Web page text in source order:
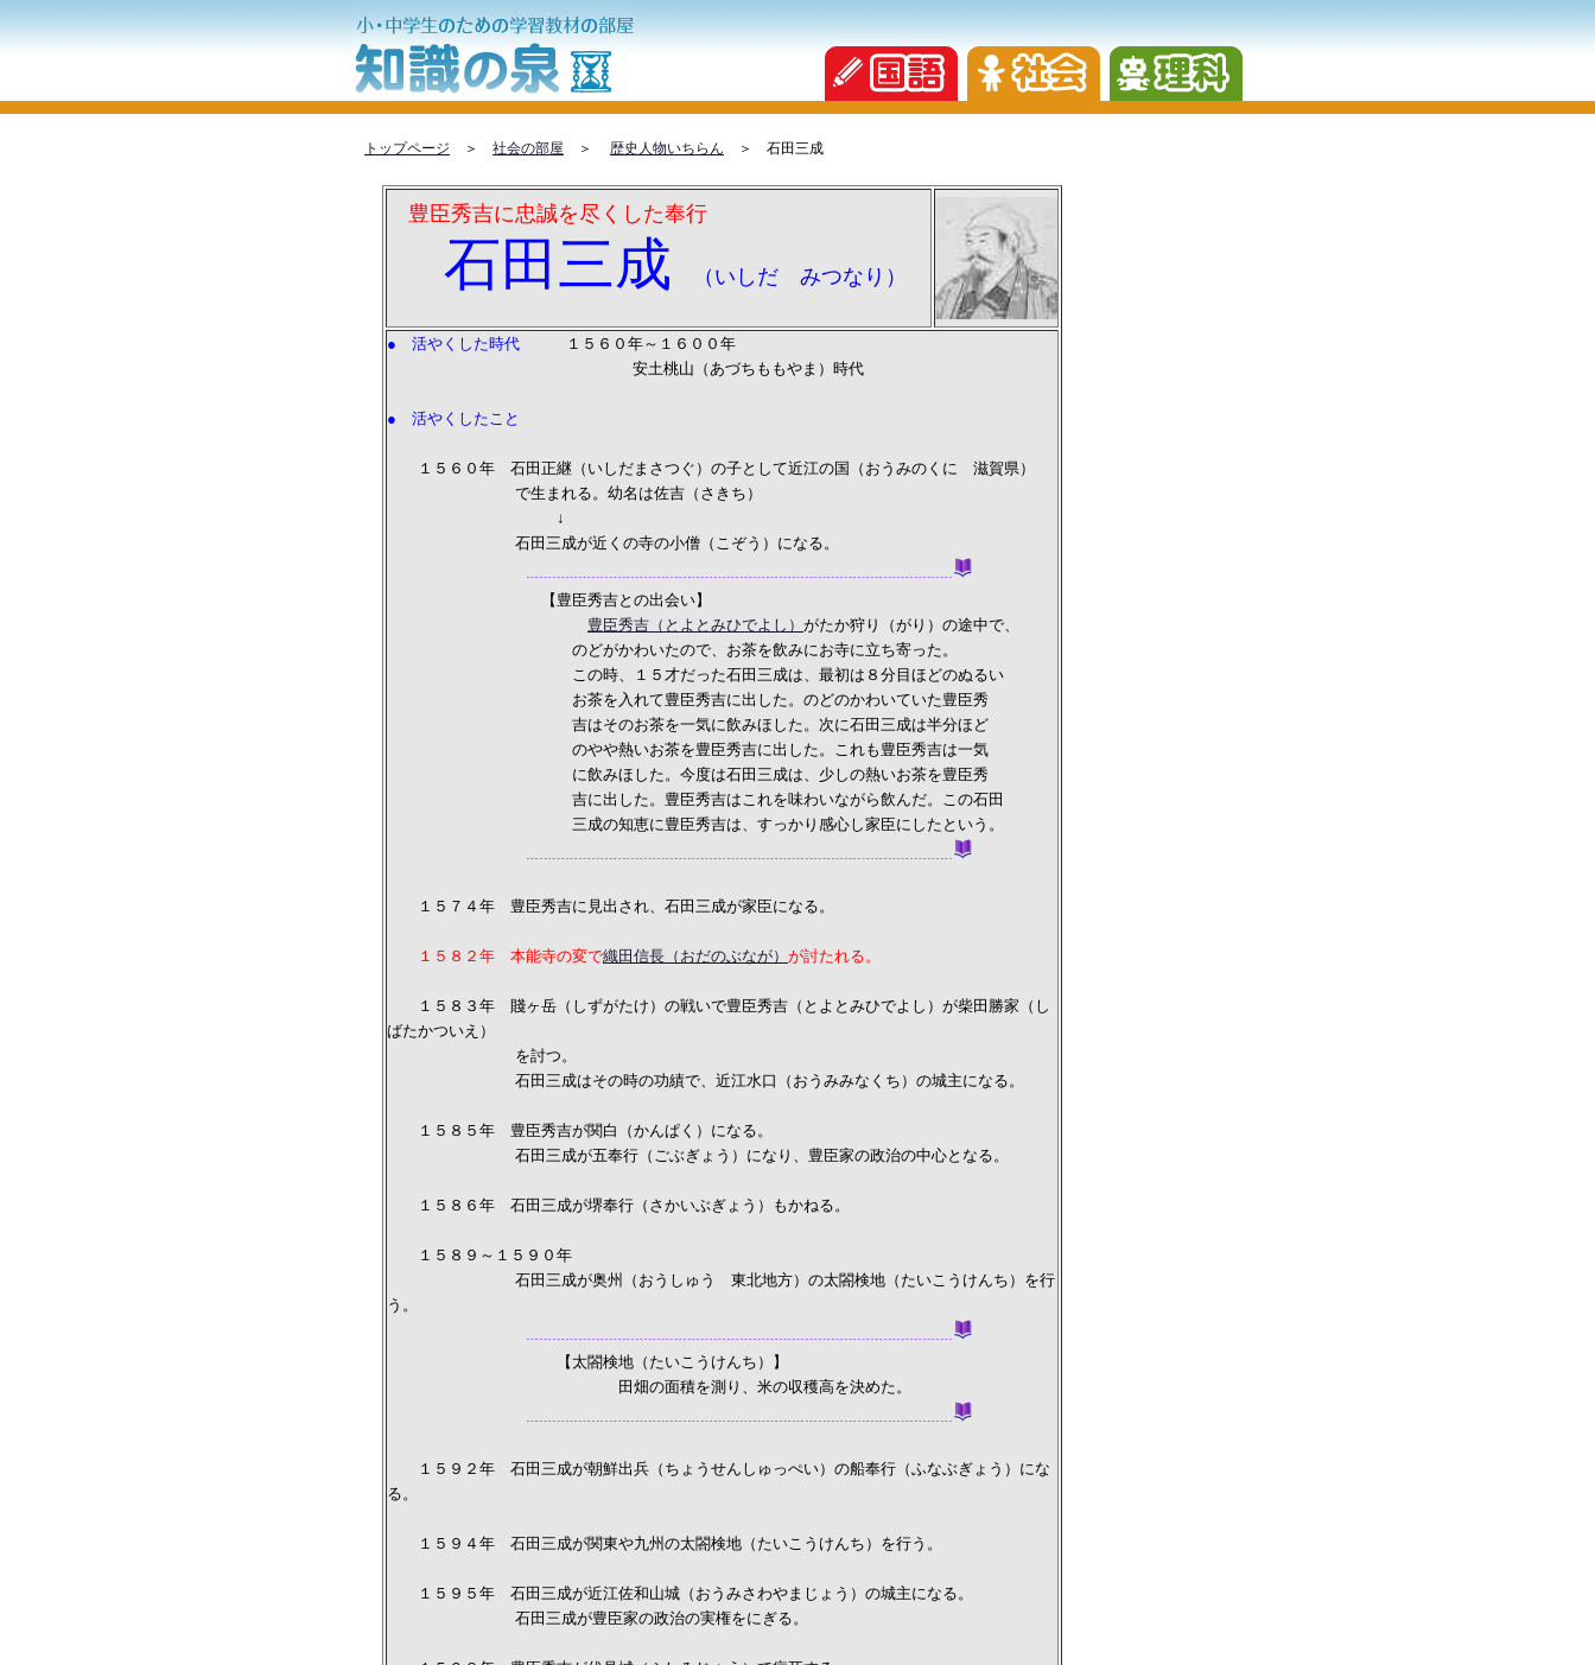
トップページ ＞ 社会の部屋 ＞ 歴史人物いちらん ＞ 石田三成
豊臣秀吉に忠誠を尽くした奉行
石田三成 （いしだ みつなり）
● 活やくした時代 １５６０年～１６００年
安土桃山（あづちももやま）時代
● 活やくしたこと
１５６０年 石田正継（いしだまさつぐ）の子として近江の国（おうみのくに 滋賀県）
で生まれる。幼名は佐吉（さきち）
↓
石田三成が近くの寺の小僧（こぞう）になる。
【豊臣秀吉との出会い】
豊臣秀吉（とよとみひでよし） がたか狩り（がり）の途中で、
のどがかわいたので、お茶を飲みにお寺に立ち寄った。
この時、１５才だった石田三成は、最初は８分目ほどのぬるい
お茶を入れて豊臣秀吉に出した。のどのかわいていた豊臣秀
吉はそのお茶を一気に飲みほした。次に石田三成は半分ほど
のやや熱いお茶を豊臣秀吉に出した。これも豊臣秀吉は一気
に飲みほした。今度は石田三成は、少しの熱いお茶を豊臣秀
吉に出した。豊臣秀吉はこれを味わいながら飲んだ。この石田
三成の知恵に豊臣秀吉は、すっかり感心し家臣にしたという。
１５７４年 豊臣秀吉に見出され、石田三成が家臣になる。
１５８２年 本能寺の変で織田信長（おだのぶなが） が討たれる。
１５８３年 賤ヶ岳（しずがたけ）の戦いで豊臣秀吉（とよとみひでよし）が柴田勝家（し
ばたかついえ）
を討つ。
石田三成はその時の功績で、近江水口（おうみみなくち）の城主になる。
１５８５年 豊臣秀吉が関白（かんぱく）になる。
石田三成が五奉行（ごぶぎょう）になり、豊臣家の政治の中心となる。
１５８６年 石田三成が堺奉行（さかいぶぎょう）もかねる。
１５８９～１５９０年
石田三成が奥州（おうしゅう 東北地方）の太閤検地（たいこうけんち）を行
う。
【太閤検地（たいこうけんち）】
田畑の面積を測り、米の収穫高を決めた。
１５９２年 石田三成が朝鮮出兵（ちょうせんしゅっぺい）の船奉行（ふなぶぎょう）にな
る。
１５９４年 石田三成が関東や九州の太閤検地（たいこうけんち）を行う。
１５９５年 石田三成が近江佐和山城（おうみさわやまじょう）の城主になる。
石田三成が豊臣家の政治の実権をにぎる。